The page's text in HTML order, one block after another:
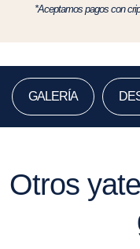
*Aceptamos pagos con
GALERÍA
Otros